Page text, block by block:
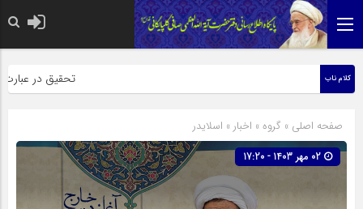
کلام ناب تحقیق در عبارت
صفحه اصلی » گروه » اخبار » اسلایدر